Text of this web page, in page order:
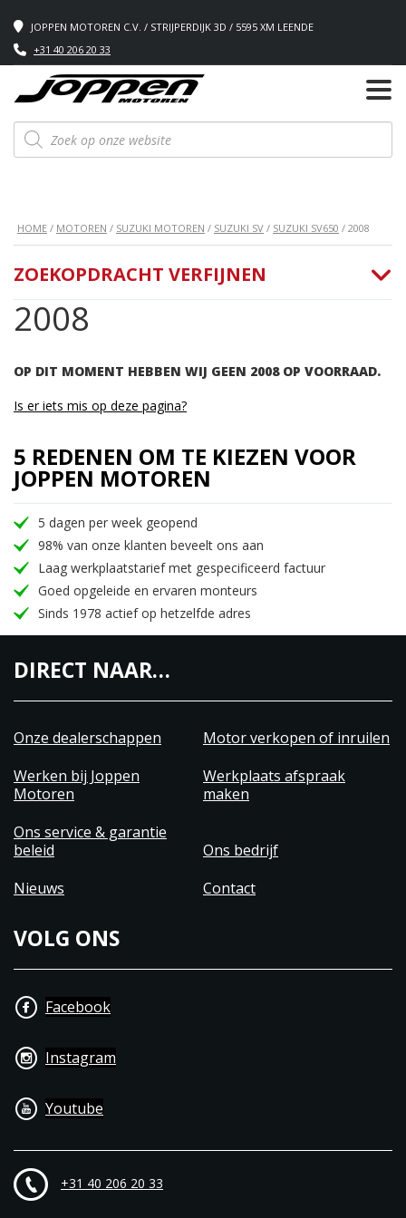
JOPPEN MOTOREN C.V. / STRIJPERDIJK 3D / 5595 XM LEENDE
+31 40 206 20 33
Producten
zoeken
HOME / MOTOREN / SUZUKI MOTOREN / SUZUKI SV / SUZUKI SV650 / 2008
2008
OP DIT MOMENT HEBBEN WIJ GEEN 2008 OP VOORRAAD.
ZOEKOPDRACHT VERFIJNEN
Is er iets mis op deze pagina?
5 REDENEN OM TE KIEZEN VOOR
JOPPEN MOTOREN
5 dagen per week geopend
98% van onze klanten beveelt ons aan
Laag werkplaatstarief met gespecificeerd factuur
Goed opgeleide en ervaren monteurs
Sinds 1978 actief op hetzelfde adres
DIRECT NAAR…
Onze dealerschappen
Motor verkopen of inruilen
Werken bij Joppen
Motoren
Werkplaats afspraak
maken
Ons service & garantie
beleid
Ons bedrijf
Nieuws
Contact
VOLG ONS
Facebook
Instagram
Youtube
+31 40 206 20 33